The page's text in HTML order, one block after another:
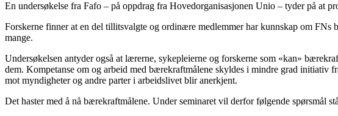
En undersøkelse fra Fafo – på oppdrag fra Hovedorganisasjonen Unio – tyder på at
Forskerne finner at en del tillitsvalgte og ordinære medlemmer har kunnskap om FNs
mange.
Undersøkelsen antyder også at lærerne, sykepleierne og forskerne som «kan»
dem. Kompetanse om og arbeid med bærekraftmålene skyldes i mindre grad initiativ
mot myndigheter og andre parter i arbeidslivet blir anerkjent.
Det haster med å nå bærekraftmålene. Under seminaret vil derfor følgende spørsmål